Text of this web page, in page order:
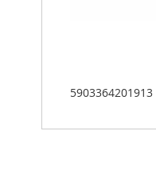
5903364201913